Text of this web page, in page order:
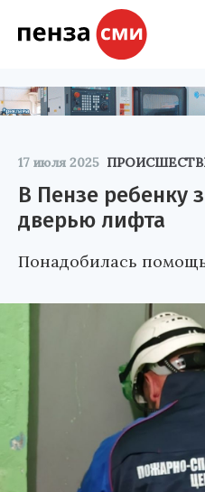
17 июля 2025
В Пензе ребенку
дверью лифта
Понадобилась